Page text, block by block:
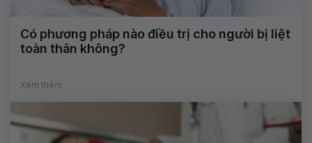
Có phương pháp nào điều trị cho người bị liệt
toàn thân không?
Xem thêm